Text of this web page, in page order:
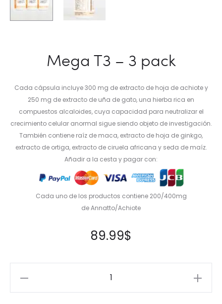
Mega T3 – 3 pack
Cada cápsula incluye 300 mg de extracto de hoja de achiote y
250 mg de extracto de uña de gato, una hierba rica en
compuestos alcaloides, cuya capacidad para neutralizar el
crecimiento celular anormal sigue siendo objeto de investigación.
También contiene raíz de maca, extracto de hoja de ginkgo,
extracto de ortiga, extracto de ciruela africana y seda de maíz.
Añadir a la cesta y pagar con:
Cada uno de los productos contiene 200/400mg
de Annatto/Achiote
89.99$